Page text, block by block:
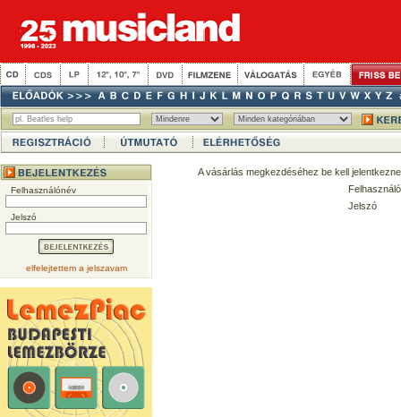
Felhasználónév
Jelszó
elfelejtettem a jelszavam
A vásárlás megkezdéséhez be kell
Jelszó